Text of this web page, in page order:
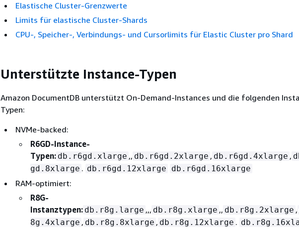
Elastische Cluster-Grenzwerte
Limits für elastische Cluster-Shards
CPU-, Speicher-, Verbindungs- und Cursorlimits für Elastic Cluster pro Shard
Unterstützte Instance-Typen
Amazon DocumentDB unterstützt On-Demand-Instances und die folgenden
Typen:
NVMe-backed:
R6GD-Instance-
Typen: db.r6gd.xlarge ,, db.r6gd.2xlarge , db.r6gd.4xlarge ,
gd.8xlarge . db.r6gd.12xlarge db.r6gd.16xlarge
RAM-optimiert:
R8G-
Instanztypen: db.r8g.large ,,, db.r8g.xlarge ,, db.r8g.2xlarge ,
8g.4xlarge , db.r8g.8xlarge , db.r8g.12xlarge .